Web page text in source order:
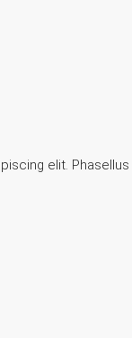
elit. Phasellus